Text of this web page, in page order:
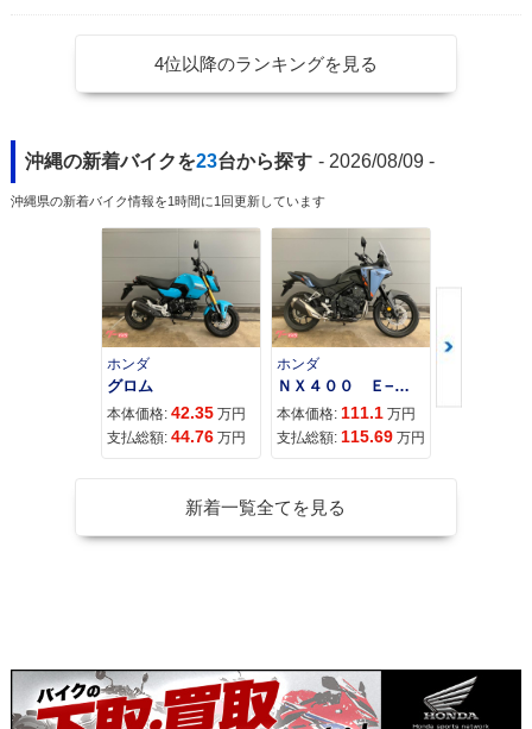
4位以降のランキングを見る
沖縄の新着バイクを23台から探す - 2026/08/09 -
沖縄県の新着バイク情報を1時間に1回更新しています
ホンダ
グロム
本体価格: 42.35 万円
支払総額: 44.76 万円
ホンダ
ＮＸ４００ Ｅ−Ｃｌｕｔｃｈ
本体価格: 111.1 万円
支払総額: 115.69 万円
新着一覧全てを見る